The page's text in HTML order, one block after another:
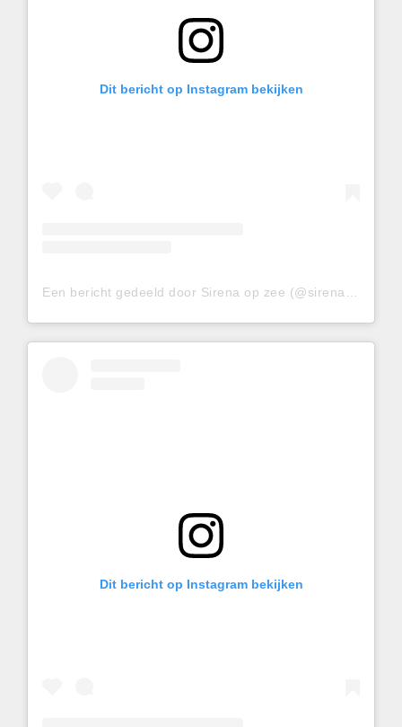
Dit bericht op Instagram bekijken
Dit bericht op Instagram bekijken